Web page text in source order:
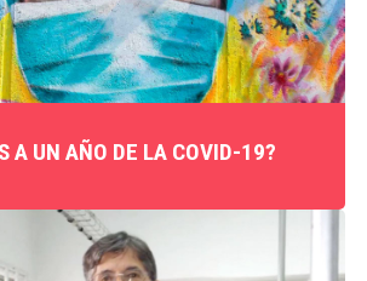
A UN AÑO DE LA COVID-19?